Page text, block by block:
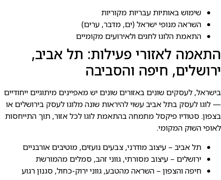
שימוש באותיות עבריות מקוריות
השראה מנופי ישראל (ים, מדבר, ערים)
התאמת הלוגו לחגים ולאירועים מקומיים
התאמה לאזורי פעילות: תל אביב,
ירושלים, חיפה והסביבה
בישראל, לעסקים שונים באזורים שונים יש מאפיינים מיתוגיים ייחודיים
— לוגו לעסק בתל אביב עשוי להיראות שונה מלוגו לעסק בירושלים או
בצפון. סטודיו פיקסל מתמחה בהתאמת לוגו לכל אזור, תוך התייחסות
לאופי השוק המקומי.
תל אביב – עיצוב מודרני, צבעים נועזים, מוטיבים אורבניים
ירושלים – עיצוב מסורתי, גווני זהב, סמלים מהמורשת
חיפה והצפון – השראה מהטבע, גווני ירוק-כחול, סגנון רגוע